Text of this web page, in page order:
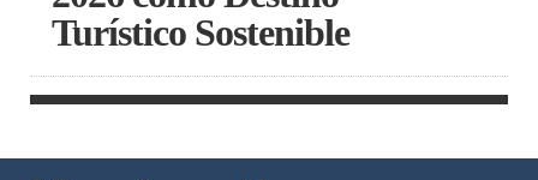
Turístico Sostenible